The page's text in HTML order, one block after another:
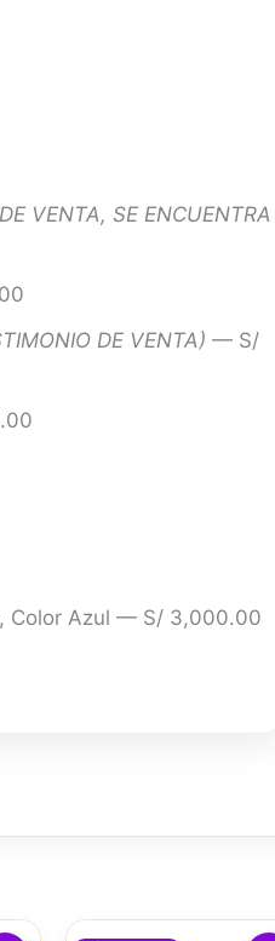
VENTA, SE ENCUENTRA
DE VENTA) — S/
Color Azul — S/ 3,000.00